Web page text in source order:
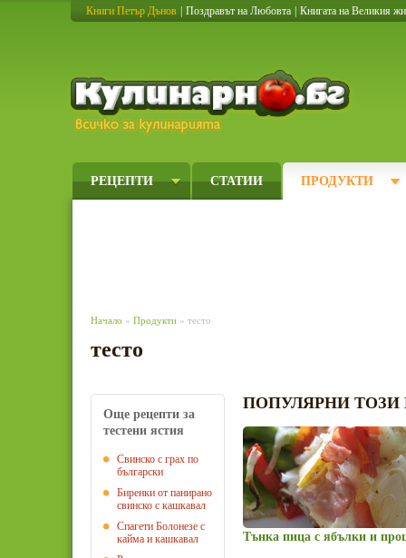
Книги Петър Дънов Поздравът на Любовта Книгата на Великия
РЕЦЕПТИ СТАТИИ ПРОДУКТИ
Начало » Продукти » тесто
тесто
Още рецепти за
тестени ястия
Свинско с грах по
български
Биренки от панирано
свинско с кашкавал
Спагети Болонезе с
кайма и кашкавал
ПОПУЛЯРНИ ТОЗИ
Тънка пица с ябълки и